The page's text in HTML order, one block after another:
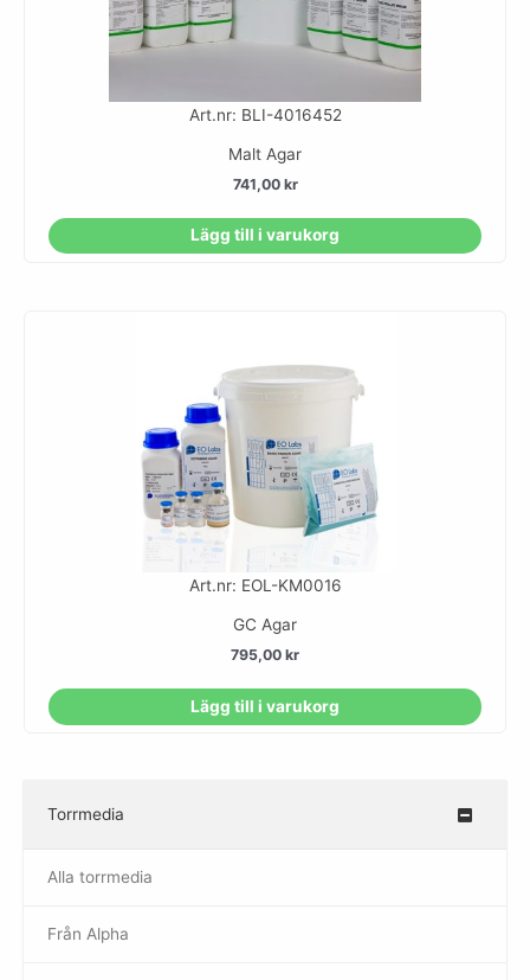
Art.nr: BLI-4016452
Malt Agar
741,00 kr
Lägg till i varukorg
Art.nr: EOL-KM0016
GC Agar
795,00 kr
Lägg till i varukorg
Torrmedia
–
Alla torrmedia
Från Alpha
–